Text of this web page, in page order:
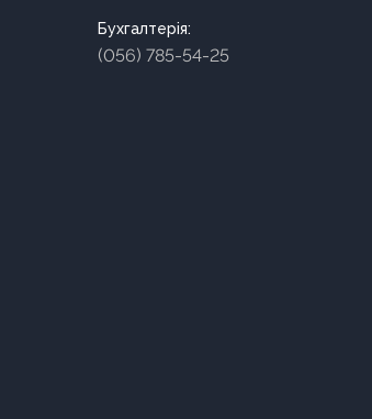
Бухгалтерія:
(056) 785-54-25